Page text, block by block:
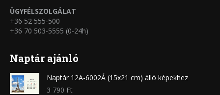
ÜGYFÉLSZOLGÁLAT
+36 52 555-500
+36 70 503-5555 (0-24h)
Naptár ajánló
Naptár 12A-6002Á (15x21 cm) álló képekhez
3 790 Ft